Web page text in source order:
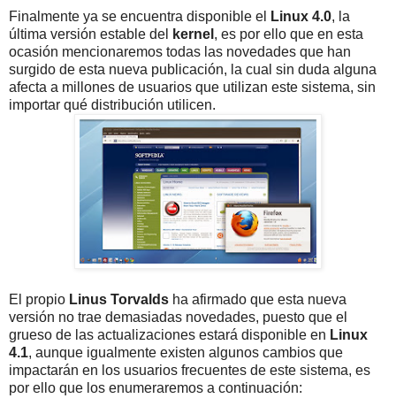
Finalmente ya se encuentra disponible el Linux 4.0, la
última versión estable del
kernel , es por ello que en esta
ocasión mencionaremos todas las novedades que han
surgido de esta nueva publicación, la cual sin duda alguna
afecta a millones de usuarios que utilizan este sistema, sin
importar qué distribución utilicen.
El propio Linus Torvalds ha afirmado que esta nueva
versión no trae demasiadas novedades, puesto que el
grueso de las actualizaciones estará disponible en Linux
4.1, aunque igualmente existen algunos cambios que
impactarán en los usuarios frecuentes de este sistema, es
por ello que los enumeraremos a continuación: